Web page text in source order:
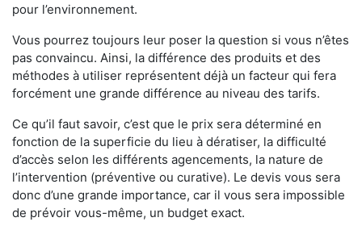
pour l’environnement.
Vous pourrez toujours leur poser la question si vous n’êtes
pas convaincu. Ainsi, la différence des produits et des
méthodes à utiliser représentent déjà un facteur qui fera
forcément une grande différence au niveau des tarifs.
Ce qu’il faut savoir, c’est que le prix sera déterminé en
fonction de la superficie du lieu à dératiser, la difficulté
d’accès selon les différents agencements, la nature de
l’intervention (préventive ou curative). Le devis vous sera
donc d’une grande importance, car il vous sera impossible
de prévoir vous-même, un budget exact.